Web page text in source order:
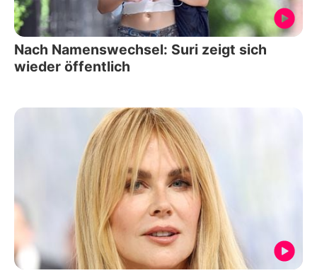
Nach Namenswechsel: Suri zeigt sich
wieder öffentlich